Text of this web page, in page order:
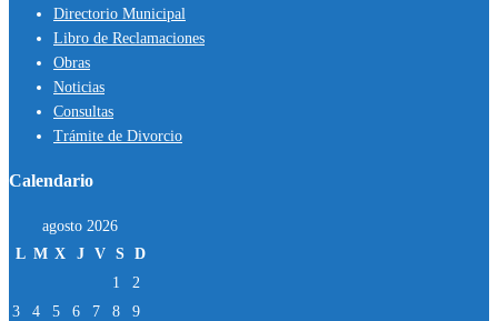
Directorio Municipal
Libro de Reclamaciones
Obras
Noticias
Consultas
Trámite de Divorcio
Calendario
agosto 2026
L M X J V S D
1
2
3
4 5 6 7 8
9